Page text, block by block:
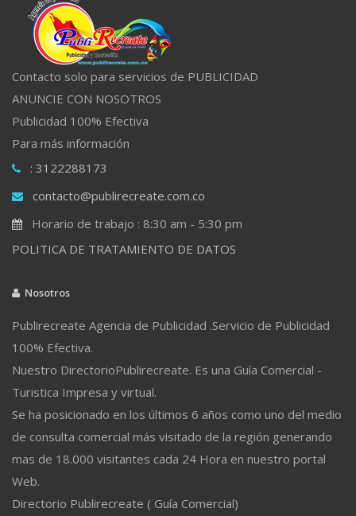
Contacto solo para servicios de PUBLICIDAD
ANUNCIE CON NOSOTROS
Publicidad 100% Efectiva
Para más información
: 3122288173
contacto@publirecreate.com.co
Horario de trabajo : 8:30 am - 5:30 pm
POLITICA DE TRATAMIENTO DE DATOS
Nosotros
Publirecreate Agencia de Publicidad .Servicio de Publicidad
100% Efectiva.
Nuestro DirectorioPublirecreate. Es una Guía Comercial -
Turistica Impresa y virtual.
Se ha posicionado en los últimos 6 años como uno del medio
de consulta comercial más visitado de la región generando
mas de 18.000 visitantes cada 24 Hora en nuestro portal
Web.
Directorio Publirecreate ( Guía Comercial)